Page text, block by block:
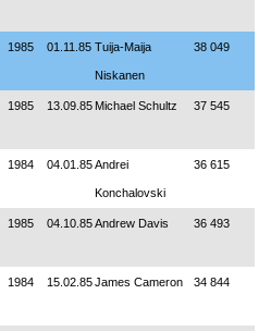
1985 01.11.85 Tuija-Maija
Niskanen
38 049
1985 13.09.85 Michael Schultz 37 545
1984 04.01.85Andrei
Konchalovski
36 615
1985 04.10.85Andrew Davis 36 493
1984 15.02.85James Cameron 34 844